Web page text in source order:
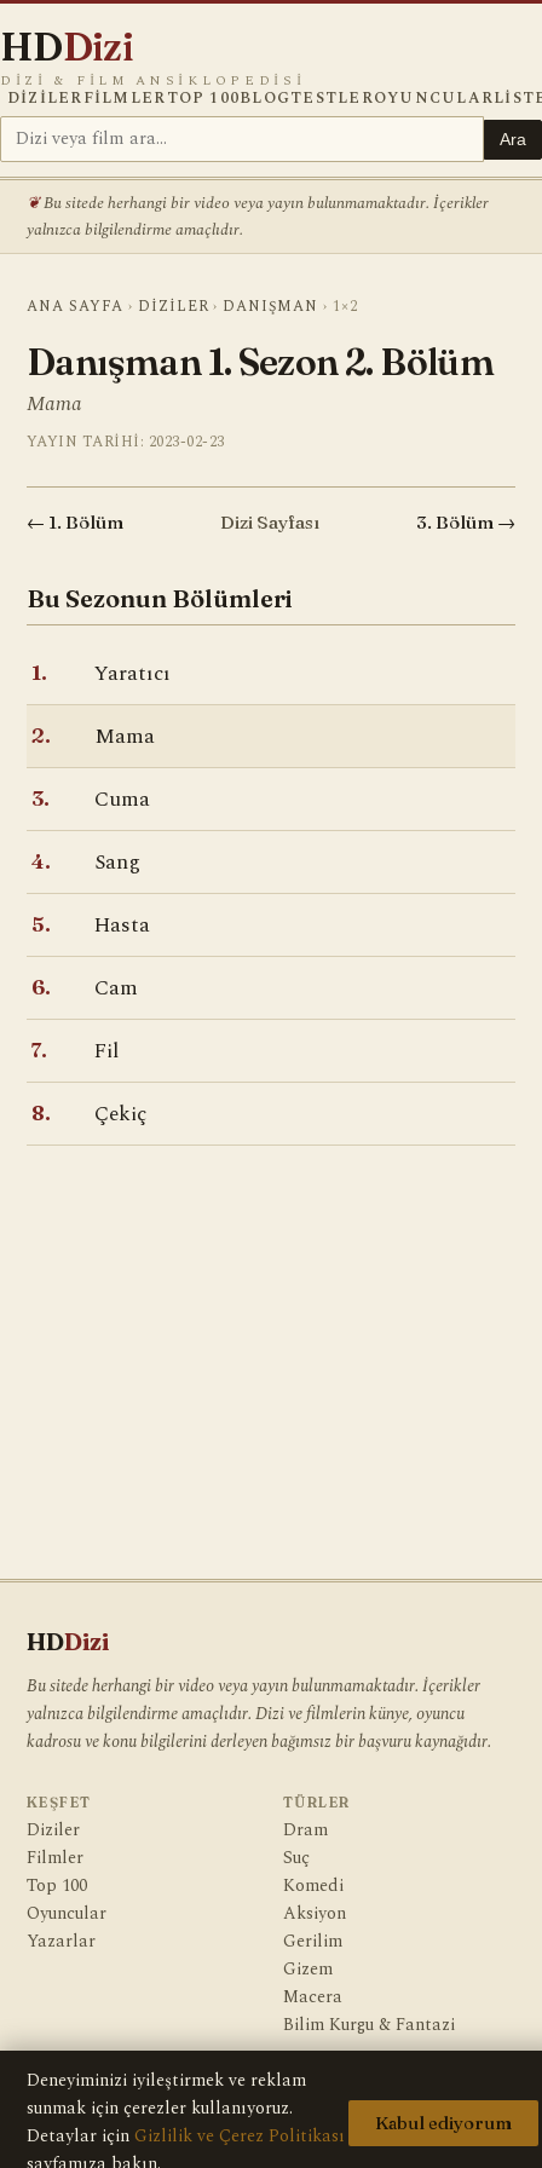
HDDizi
DIZI & FILM ANSIKLOPEDISI
DIZILERFILMLERTOP 100BLOGTESTLEROYUNCULAR
Ara
Bu sitede herhangi bir video veya yayın bulunmamaktadır. İçerikler
yalnızca bilgilendirme amaçlıdır.
ANA SAYFA › DIZILER › DANIŞMAN › 1×2
Danışman 1. Sezon 2. Bölüm
Mama
YAYIN TARIHI: 2023-02-23
← 1. Bölüm Dizi Sayfası 3. Bölüm →
Bu Sezonun Bölümleri
1. Yaratıcı
2. Mama
3. Cuma
4. Sang
5. Hasta
6. Cam
7. Fil
8. Çekiç
HDDizi
Bu sitede herhangi bir video veya yayın bulunmamaktadır. İçerikler
yalnızca bilgilendirme amaçlıdır. Dizi ve filmlerin künye, oyuncu
kadrosu ve konu bilgilerini derleyen bağımsız bir başvuru kaynağıdır.
KEŞFET
Diziler
Filmler
Top 100
Oyuncular
Yazarlar
TÜRLER
Dram
Suç
Komedi
Aksiyon
Gerilim
Gizem
Macera
Bilim Kurgu & Fantazi
KURUMSAL
Hakkımızda
Editoryal İlkeler
Veri Kaynakları
Deneyiminizi iyileştirmek ve reklam
sunmak için çerezler kullanıyoruz.
Detaylar için Gizlilik ve Çerez Politikası
Kabul ediyorum